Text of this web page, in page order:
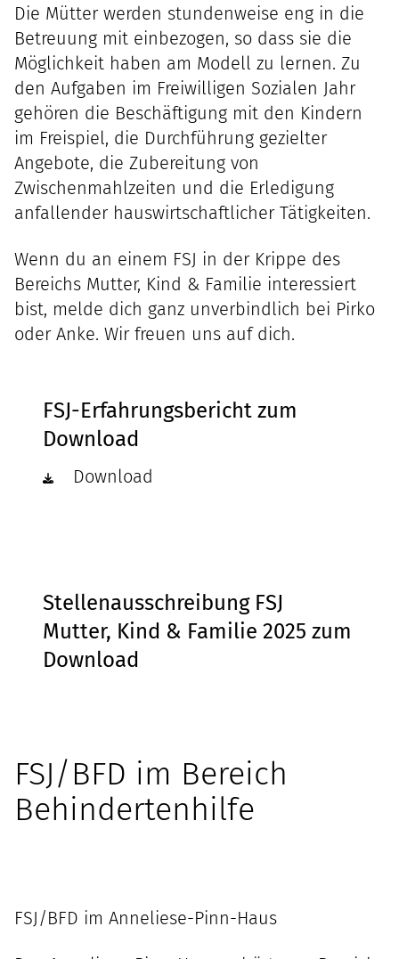
Die Mütter werden stundenweise eng in die
Betreuung mit einbezogen, so dass sie die
Möglichkeit haben am Modell zu lernen. Zu
den Aufgaben im Freiwilligen Sozialen Jahr
gehören die Beschäftigung mit den Kindern
im Freispiel, die Durchführung gezielter
Angebote, die Zubereitung von
Zwischenmahlzeiten und die Erledigung
anfallender hauswirtschaftlicher Tätigkeiten.
Wenn du an einem FSJ in der Krippe des
Bereichs Mutter, Kind & Familie interessiert
bist, melde dich ganz unverbindlich bei Pirko
oder Anke. Wir freuen uns auf dich.
FSJ-Erfahrungsbericht zum
Download
Download
Stellenausschreibung FSJ
Mutter, Kind & Familie 2025 zum
Download
FSJ/BFD im Bereich
Behindertenhilfe
FSJ/BFD im Anneliese-Pinn-Haus